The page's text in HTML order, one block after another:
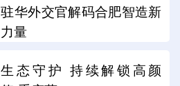
驻华外交官解码合肥智造新
力量
生态守护 持续解锁高颜